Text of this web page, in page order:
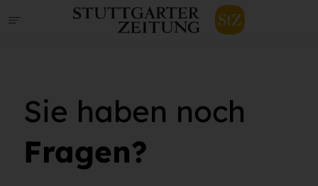
Sie haben noch
Fragen?